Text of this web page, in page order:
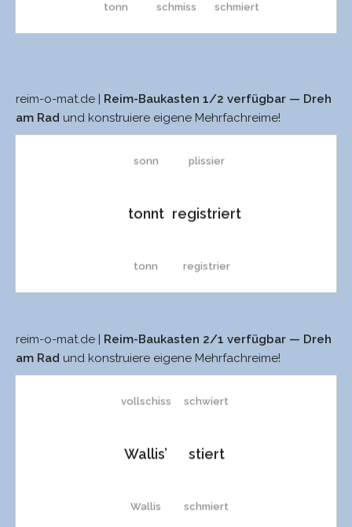
tonn
on
Nonns
von
schmiss
schliss
schiss
Schiss
riss
Riss
schmiert
kliert
giert
friert
viert
Sires
reim-o-mat.de |
Reim-Baukasten 1/2 verfügbar — Dreh
am Rad und konstruiere eigene Mehrfachreime!
sonn
tonnt
tonn
plissier
registriert
registrier
reim-o-mat.de |
Reim-Baukasten 2/1 verfügbar — Dreh
am Rad und konstruiere eigene Mehrfachreime!
vollschiss
Wallis’
Wallis
schwiert
stiert
schmiert